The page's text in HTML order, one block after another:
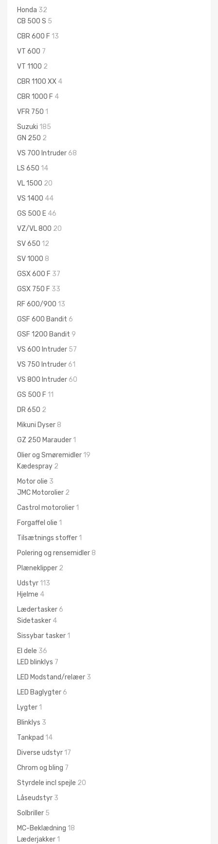
Honda 32
CB 500 S 5
CBR 600 F 13
VT 600 7
VT 1100 2
CBR 1100 XX 4
CBR 1000 F 4
VFR 750 1
Suzuki 185
GN 250 2
VS 700 Intruder 68
LS 650 14
VL 1500 20
VS 1400 44
GS 500 E 46
VZ/VL 800 20
SV 650 12
SV 1000 8
GSX 600 F 37
GSX 750 F 33
RF 600/900 13
GSF 600 Bandit 6
GSF 1200 Bandit 9
VS 600 Intruder 57
VS 750 Intruder 61
VS 800 Intruder 60
GS 500 F 11
DR 650 2
Mikuni Dyser 8
GZ 250 Marauder 1
Olier og Smøremidler 19
Kædespray 2
Motor olie 3
JMC Motorolier 2
Castrol motorolier 1
Forgaffel olie 1
Tilsætnings stoffer 1
Polering og rensemidler 8
Plæneklipper 2
Udstyr 113
Hjelme 4
Lædertasker 6
Sidetasker 4
Sissybar tasker 1
El dele 36
LED blinklys 7
LED Modstand/relæer 3
LED Baglygter 6
Lygter 1
Blinklys 3
Tankpad 14
Diverse udstyr 17
Chrom og bling 7
Styrdele incl spejle 20
Låseudstyr 3
Solbriller 5
MC-Beklædning 18
Læderjakker 1